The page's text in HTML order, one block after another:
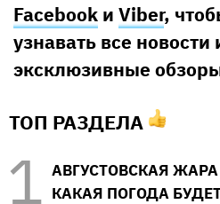
Facebook и Viber,
узнавать все
эксклюзивные
ТОП РАЗДЕЛА
АВГУСТОВСКАЯ ЖАРА
КАКАЯ ПОГОДА